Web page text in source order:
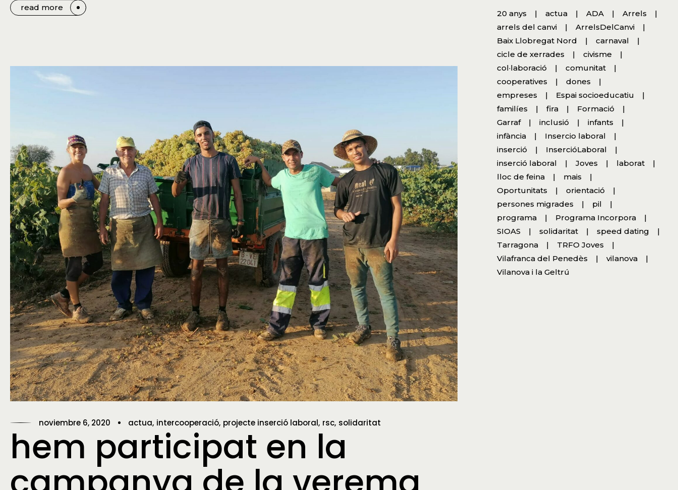
read more
noviembre 6, 2020 actua intercooperació projecte inserció laboral rsc solidaritat
hem participat en la
20 anys actua ADA
Arrels
arrels del canvi
ArrelsDelCanvi
Baix Llobregat Nord
carnaval
cicle de xerrades
civisme
col·laboració
comunitat
cooperatives
dones
empreses
Espai socioeducatiu
familíes
fira
Formació
Garraf
inclusió
infants
infància
Insercio laboral
inserció
InsercióLaboral
inserció laboral
Joves
laborat
lloc de feina
mais
Oportunitats
orientació
persones migrades
pil
programa
Programa Incorpora
SIOAS
solidaritat
speed dating
Tarragona
TRFO Joves
Vilafranca del Penedès
vilanova
Vilanova i la Geltrú